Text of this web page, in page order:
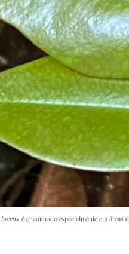
é encontrada especialmente em áreas